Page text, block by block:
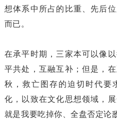
想体系中所占的比重、先后
而已。
在承平时期，三家本可以像
平共处，互融互补；但是，
秋，救亡图存的迫切时代要
化，以致在文化思想领域，
就是我要吃掉你、全盘否定论